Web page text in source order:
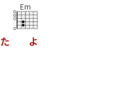
た
Em
よ